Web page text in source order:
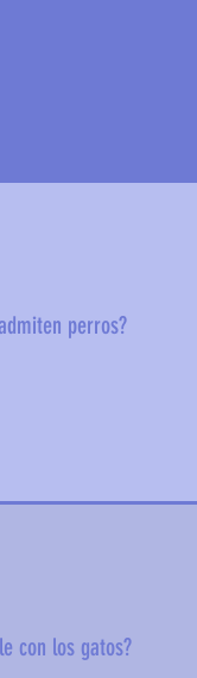
perros?
con los gatos?